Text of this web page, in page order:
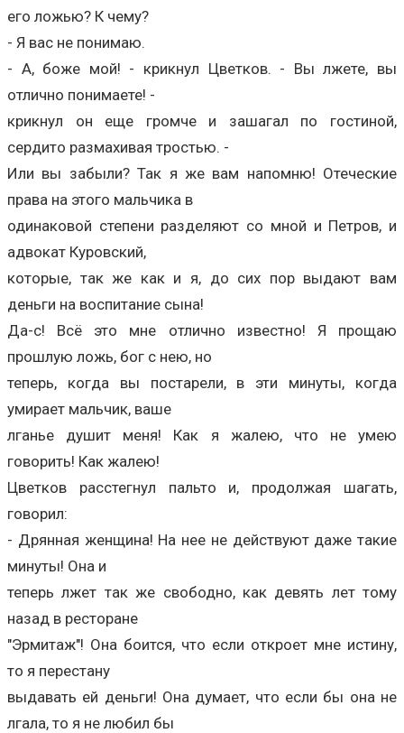
его ложью? К чему?
- Я вас не понимаю.
- А, боже мой! - крикнул Цветков. - Вы лжете, вы
отлично понимаете! -
крикнул он еще громче и зашагал по гостиной,
сердито размахивая тростью. -
Или вы забыли? Так я же вам напомню! Отеческие
права на этого мальчика в
одинаковой степени разделяют со мной и Петров, и
адвокат Куровский,
которые, так же как и я, до сих пор выдают вам
деньги на воспитание сына!
Да-с! Всё это мне отлично известно! Я прощаю
прошлую ложь, бог с нею, но
теперь, когда вы постарели, в эти минуты, когда
умирает мальчик, ваше
лганье душит меня! Как я жалею, что не умею
говорить! Как жалею!
Цветков расстегнул пальто и, продолжая шагать,
говорил:
- Дрянная женщина! На нее не действуют даже такие
минуты! Она и
теперь лжет так же свободно, как девять лет тому
назад в ресторане
"Эрмитаж"! Она боится, что если откроет мне истину,
то я перестану
выдавать ей деньги! Она думает, что если бы она не
лгала, то я не любил бы